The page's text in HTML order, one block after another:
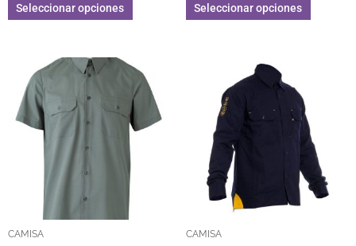
Seleccionar opciones Seleccionar opciones
CAMISA
Este producto tiene múltiples variantes.
CAMISA